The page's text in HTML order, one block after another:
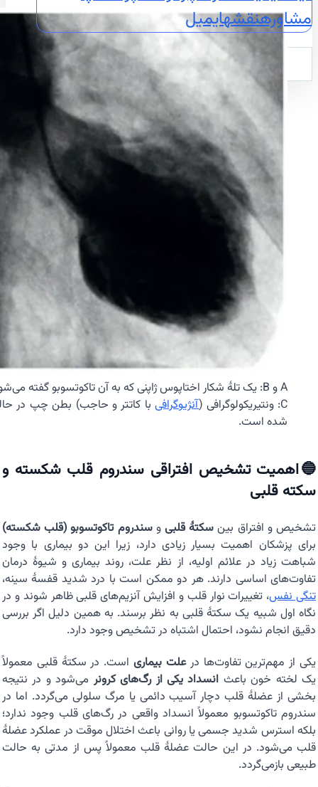
مشاورهنقشهایمیل
A و B: یک تلهٔ شکار اختاپوس ژاپنی که به آن تاکوتسوبو گفته می‌شود (تاکو = اختاپوس، تسوبو = گلدان/ظرف).
C: ونتیریکولوگرافی (
آنژیوگرافیبا کاتتر و حاجب) بطن چپ در
شده است.
🔵اهمیت تشخیص افتراقی سندروم قلب شکسته و
سکته قلبی
تشخیص و افتراق بین سکتهٔ قلبیوسندروم تاکوتسوبو (قلب شکسته)
برای پزشکان اهمیت بسیار زیادی دارد، زیرا این دو بیماری با وجود
شباهت زیاد در علائم اولیه، از نظر علت، روند بیماری و شیوهٔ درمان
تفاوت‌های اساسی دارند. هر دو ممکن است با درد شدید قفسهٔ سینه،
تنگی نفس، تغییرات نوار قلب و افزایش آنزیم‌های قلبی ظاهر شوند و در
نگاه اول شبیه یک سکتهٔ قلبی به نظر برسند. به همین دلیل اگر بررسی
دقیق انجام نشود، احتمال اشتباه در تشخیص وجود دارد.
یکی از مهم‌ترین تفاوت‌ها درعلت بیماریاست. در سکتهٔ قلبی معمولاً
یک لخته خون باعث انسداد یکی از رگ‌های کرونر می‌شود و در نتیجه
بخشی از عضلهٔ قلب دچار آسیب دائمی یا مرگ سلولی می‌گردد. اما در
سندروم تاکوتسوبو معمولاً انسداد واقعی در رگ‌های قلب وجود ندارد؛
بلکه استرس شدید جسمی یا روانی باعث اختلال موقت در عملکرد عضلهٔ
قلب می‌شود. در این حالت عضلهٔ قلب معمولاً پس از مدتی به حالت
طبیعی بازمی‌گردد.